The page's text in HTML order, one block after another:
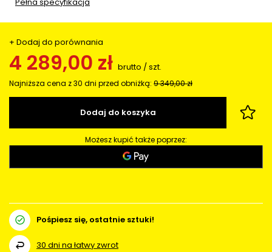
+ Dodaj do porównania
4 289,00 zł brutto /szt.
Najniższa cena z 30 dni przed obniżką: 9 349,00 zł
Dodaj do koszyka
Możesz kupić także poprzez:
Pośpiesz się, ostatnie sztuki!
30 dni na łatwy zwrot